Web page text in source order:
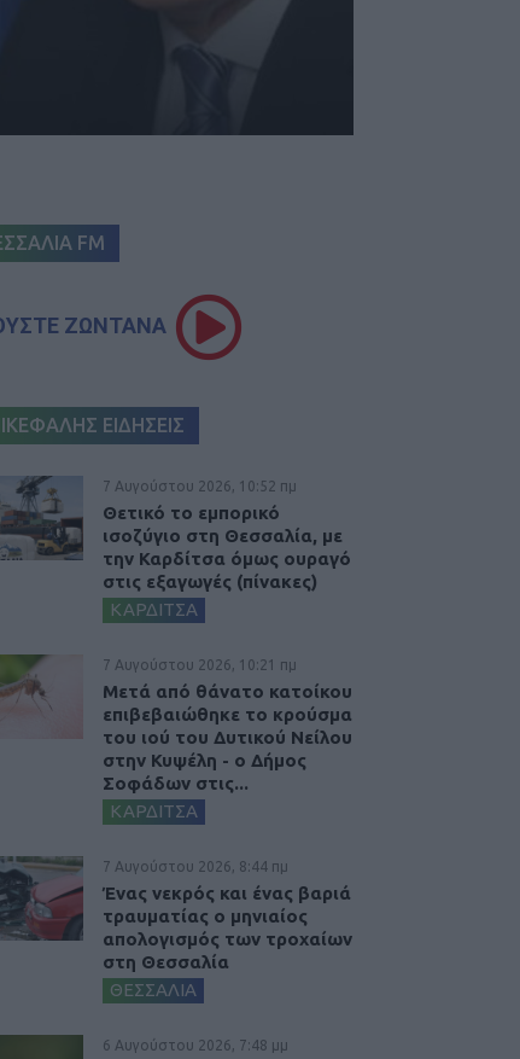
FM
ΖΩΝΤΑΝΑ
ΕΙΔΗΣΕΙΣ
7 Αυγούστου 2026, 10:52 πμ
Θετικό το εμπορικό
ισοζύγιο στη Θεσσαλία, με
την Καρδίτσα όμως ουραγό
στις εξαγωγές (πίνακες)
ΚΑΡΔΙΤΣΑ
7 Αυγούστου 2026, 10:21 πμ
Μετά από θάνατο κατοίκου
επιβεβαιώθηκε το κρούσμα
του ιού του Δυτικού Νείλου
στην Κυψέλη - ο Δήμος
Σοφάδων στις...
ΚΑΡΔΙΤΣΑ
7 Αυγούστου 2026, 8:44 πμ
Ένας νεκρός και ένας βαριά
τραυματίας ο μηνιαίος
απολογισμός των τροχαίων
στη Θεσσαλία
ΘΕΣΣΑΛΙΑ
6 Αυγούστου 2026, 7:48 μμ